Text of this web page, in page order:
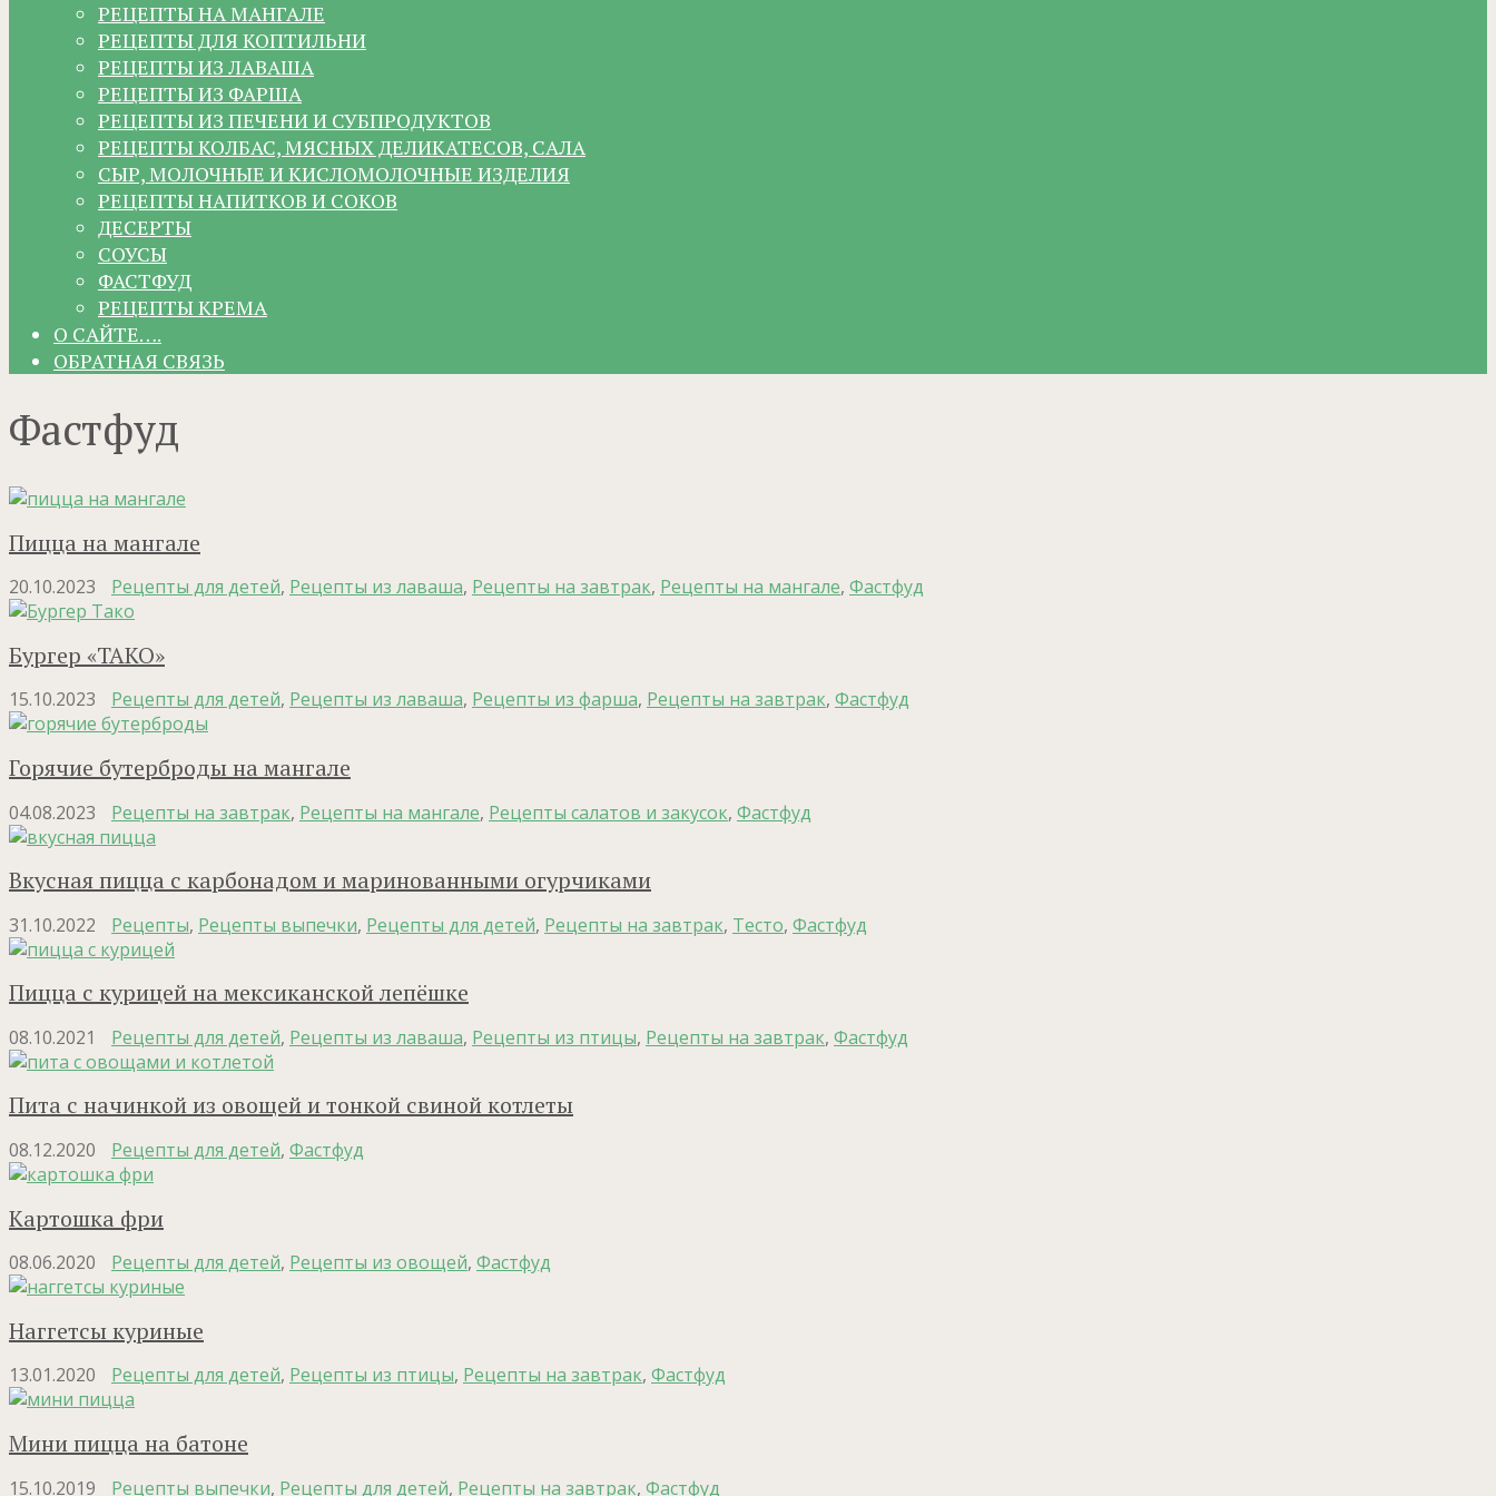
РЕЦЕПТЫ НА МАНГАЛЕ
РЕЦЕПТЫ ДЛЯ КОПТИЛЬНИ
РЕЦЕПТЫ ИЗ ЛАВАША
РЕЦЕПТЫ ИЗ ФАРША
РЕЦЕПТЫ ИЗ ПЕЧЕНИ И СУБПРОДУКТОВ
РЕЦЕПТЫ КОЛБАС, МЯСНЫХ ДЕЛИКАТЕСОВ, САЛА
СЫР, МОЛОЧНЫЕ И КИСЛОМОЛОЧНЫЕ ИЗДЕЛИЯ
РЕЦЕПТЫ НАПИТКОВ И СОКОВ
ДЕСЕРТЫ
СОУСЫ
ФАСТФУД
РЕЦЕПТЫ КРЕМА
О САЙТЕ….
ОБРАТНАЯ СВЯЗЬ
Фастфуд
Пицца на мангале
20.10.2023 Рецепты для детей, Рецепты из лаваша, Рецепты на завтрак, Рецепты на мангале, Фастфуд
Бургер «ТАКО»
15.10.2023 Рецепты для детей, Рецепты из лаваша, Рецепты из фарша, Рецепты на завтрак, Фастфуд
Горячие бутерброды на мангале
04.08.2023 Рецепты на завтрак, Рецепты на мангале, Рецепты салатов и закусок, Фастфуд
Вкусная пицца с карбонадом и маринованными огурчиками
31.10.2022 Рецепты, Рецепты выпечки, Рецепты для детей, Рецепты на завтрак, Тесто, Фастфуд
Пицца с курицей на мексиканской лепёшке
08.10.2021 Рецепты для детей, Рецепты из лаваша, Рецепты из птицы, Рецепты на завтрак, Фастфуд
Пита с начинкой из овощей и тонкой свиной котлеты
08.12.2020 Рецепты для детей, Фастфуд
Картошка фри
08.06.2020 Рецепты для детей, Рецепты из овощей, Фастфуд
Наггетсы куриные
13.01.2020 Рецепты для детей, Рецепты из птицы, Рецепты на завтрак, Фастфуд
Мини пицца на батоне
15.10.2019 Рецепты выпечки, Рецепты для детей, Рецепты на завтрак, Фастфуд